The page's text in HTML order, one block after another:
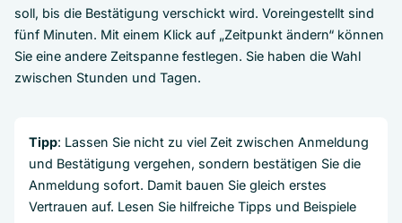
soll, bis die Bestätigung verschickt wird. Voreingestellt sind
fünf Minuten. Mit einem Klick auf „Zeitpunkt ändern“ können
Sie eine andere Zeitspanne festlegen. Sie haben die Wahl
zwischen Stunden und Tagen.
Tipp: Lassen Sie nicht zu viel Zeit zwischen Anmeldung
und Bestätigung vergehen, sondern bestätigen Sie die
Anmeldung sofort. Damit bauen Sie gleich erstes
Vertrauen auf. Lesen Sie hilfreiche Tipps und Beispiele